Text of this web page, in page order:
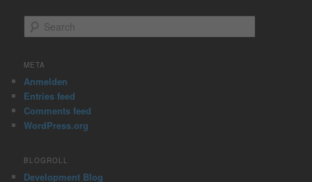
e
r
h
META
Anmelden
Entries feed
Comments feed
WordPress.org
BLOGROLL
Development Blog